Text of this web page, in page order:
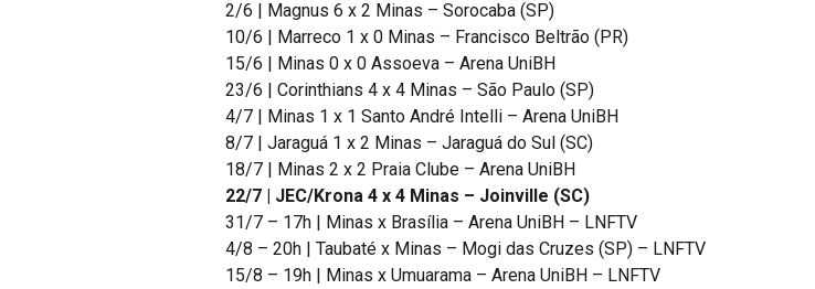
2/6 | Magnus 6 x 2 Minas – Sorocaba (SP)
10/6 | Marreco 1 x 0 Minas – Francisco Beltrão (PR)
15/6 | Minas 0 x 0 Assoeva – Arena UniBH
23/6 | Corinthians 4 x 4 Minas – São Paulo (SP)
4/7 | Minas 1 x 1 Santo André Intelli – Arena UniBH
8/7 | Jaraguá 1 x 2 Minas – Jaraguá do Sul (SC)
18/7 | Minas 2 x 2 Praia Clube – Arena UniBH
22/7 | JEC/Krona 4 x 4 Minas – Joinville (SC)
31/7 – 17h | Minas x Brasília – Arena UniBH – LNFTV
4/8 – 20h | Taubaté x Minas – Mogi das Cruzes (SP) – LNFTV
15/8 – 19h | Minas x Umuarama – Arena UniBH – LNFTV